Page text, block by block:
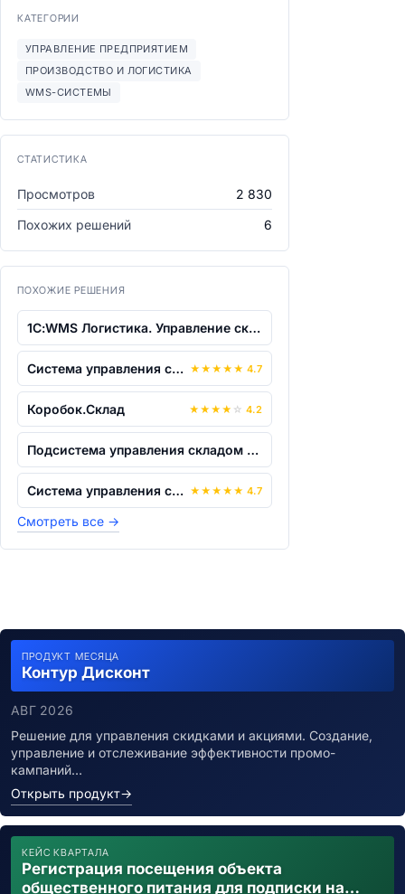
КАТЕГОРИИ
УПРАВЛЕНИЕ ПРЕДПРИЯТИЕМ
ПРОИЗВОДСТВО И ЛОГИСТИКА
WMS-СИСТЕМЫ
СТАТИСТИКА
Просмотров
2 830
Похожих решений
6
ПОХОЖИЕ РЕШЕНИЯ
1С:WMS Логистика. Управление складом
Система управления складом AXELOT WMS... ★ ★ ★ ★ ★ 4.7
Коробок.Склад ★ ★ ★ ★ ☆ 4.2
Подсистема управления складом AS WMS д...
Система управления складом «YARUS WMS» ★ ★ ★ ★ ★ 4.7
Смотреть все →
ПРОДУКТ МЕСЯЦА
Контур Дисконт
АВГ 2026
Решение для управления скидками и акциями. Создание,
управление и отслеживание эффективности промо-
кампаний…
Открыть продукт→
КЕЙС КВАРТАЛА
Регистрация посещения объекта
общественного питания для подписки на